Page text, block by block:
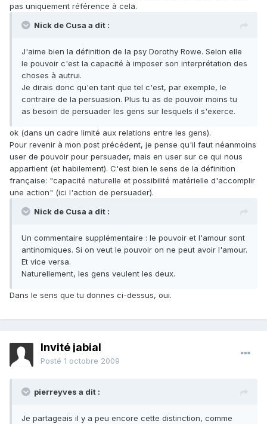
pas uniquement référence à cela.
Nick de Cusa a dit :
J'aime bien la définition de la psy Dorothy Rowe. Selon elle
le pouvoir c'est la capacité à imposer son interprétation des
choses à autrui.
Je dirais donc qu'en tant que tel c'est, par exemple, le
contraire de la persuasion. Plus tu as de pouvoir moins tu
as besoin de persuader les gens sur lesquels il s'exerce.
ok (dans un cadre limité aux relations entre les gens).
Pour revenir à mon post précédent, je pense qu'il faut néanmoins
user de pouvoir pour persuader, mais en user sur ce qui nous
appartient (et habilement). C'est bien le sens de la définition
française: "capacité naturelle et possibilité matérielle d'accomplir
une action" (ici l'action de persuader).
Nick de Cusa a dit :
Un commentaire supplémentaire : le pouvoir et l'amour sont
antinomiques. Si on veut le pouvoir on ne peut avoir l'amour.
Et vice versa.
Naturellement, les gens veulent les deux.
Dans le sens que tu donnes ci-dessus, oui.
Invité jabial
Posté 1 octobre 2009
pierreyves a dit :
Je partageais il y a peu encore cette distinction, comme